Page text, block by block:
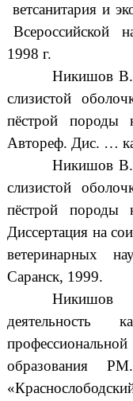
ветсанитария и
Всероссийской
1998 г.
Никишов
слизистой
пёстрой породы
Автореф. Дис. …
Никишов
слизистой
пёстрой породы
Диссертация на
ветеринарных
Саранск, 1999.
Никишов
деятельность